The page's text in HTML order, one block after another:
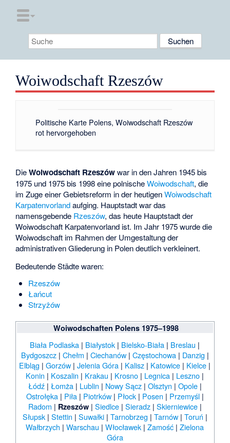
Woiwodschaft Rzeszów
Politische Karte Polens, Woiwodschaft Rzeszów
rot hervorgehoben
DieWoiwodschaft Rzeszówwar in den Jahren 1945 bis
1975 und 1975 bis 1998 eine polnischeWoiwodschaft, die
im Zuge einer Gebietsreform in der heutigenWoiwodschaft
Karpatenvorlandaufging. Hauptstadt war das
namensgebende Rzeszów, das heute Hauptstadt der
Woiwodschaft Karpatenvorland ist. Im Jahr 1975 wurde die
Woiwodschaft im Rahmen der Umgestaltung der
administrativen Gliederung in Polen deutlich verkleinert.
Bedeutende Städte waren:
Rzeszów
Łańcut
Strzyżów
Woiwodschaften Polens 1975–1998
Biała Podlaska | Białystok | Bielsko-Biała | Breslau |
Bydgoszcz| Chełm | Ciechanów| Częstochowa| Danzig |
Elbląg |Gorzów |Jelenia Góra | Kalisz | Katowice | Kielce |
Konin | Koszalin | Krakau | Krosno | Legnica | Leszno |
Łódź| Łomża| Lublin | Nowy Sącz| Olsztyn | Opole|
Ostrołęka| Piła| Piotrków| Płock| Posen | Przemyśl|
Radom | Rzeszów| Siedlce| Sieradz| Skierniewice|
Słupsk| Stettin | Suwałki| Tarnobrzeg | Tarnów| Toruń |
Wałbrzych |Warschau |Włocławek |Zamość |Zielona
Góra